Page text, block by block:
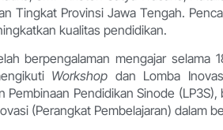
Tingkat Provinsi Jawa Tengah.
kualitas pendidikan.
berpengalaman mengajar
Workshop dan Lomba
Pembinaan Pendidikan Sinode
(Perangkat Pembelajaran) dalam